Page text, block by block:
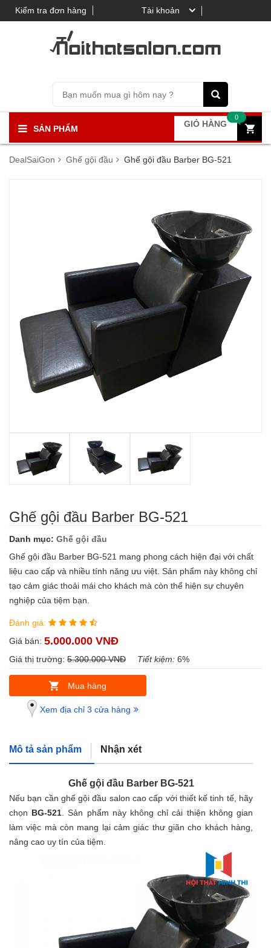
Tài khoản
Kiểm tra đơn hàng
SẢN PHẨM GIỎ HÀNG
0
DealSaiGon Ghế gội đầu Ghế gội đầu Barber BG-521
Ghế gội đầu Barber BG-521
Danh mục: Ghế gội đầu
Ghế gội đầu Barber BG-521 mang phong cách hiện đại với chất
liệu cao cấp và nhiều tính năng ưu việt. Sản phẩm này không chỉ
tạo cảm giác thoải mái cho khách mà còn thể hiện sự chuyên
nghiệp của tiệm bạn.
Đánh giá:
Giá bán: 5.000.000 VNĐ
Giá thị trường: 5.300.000 VNĐ Tiết kiệm: 6%
Mua hàng
Xem địa chỉ 3 cửa hàng
Mô tả sản phẩm Nhận xét
Ghế gội đầu Barber BG-521
Nếu bạn cần ghế gội đầu salon cao cấp với thiết kế tinh tế, hãy
chọn BG-521 . Sản phẩm này không chỉ cải thiện không gian
làm việc mà còn mang lại cảm giác thư giãn cho khách hàng,
nâng cao uy tín của tiệm.